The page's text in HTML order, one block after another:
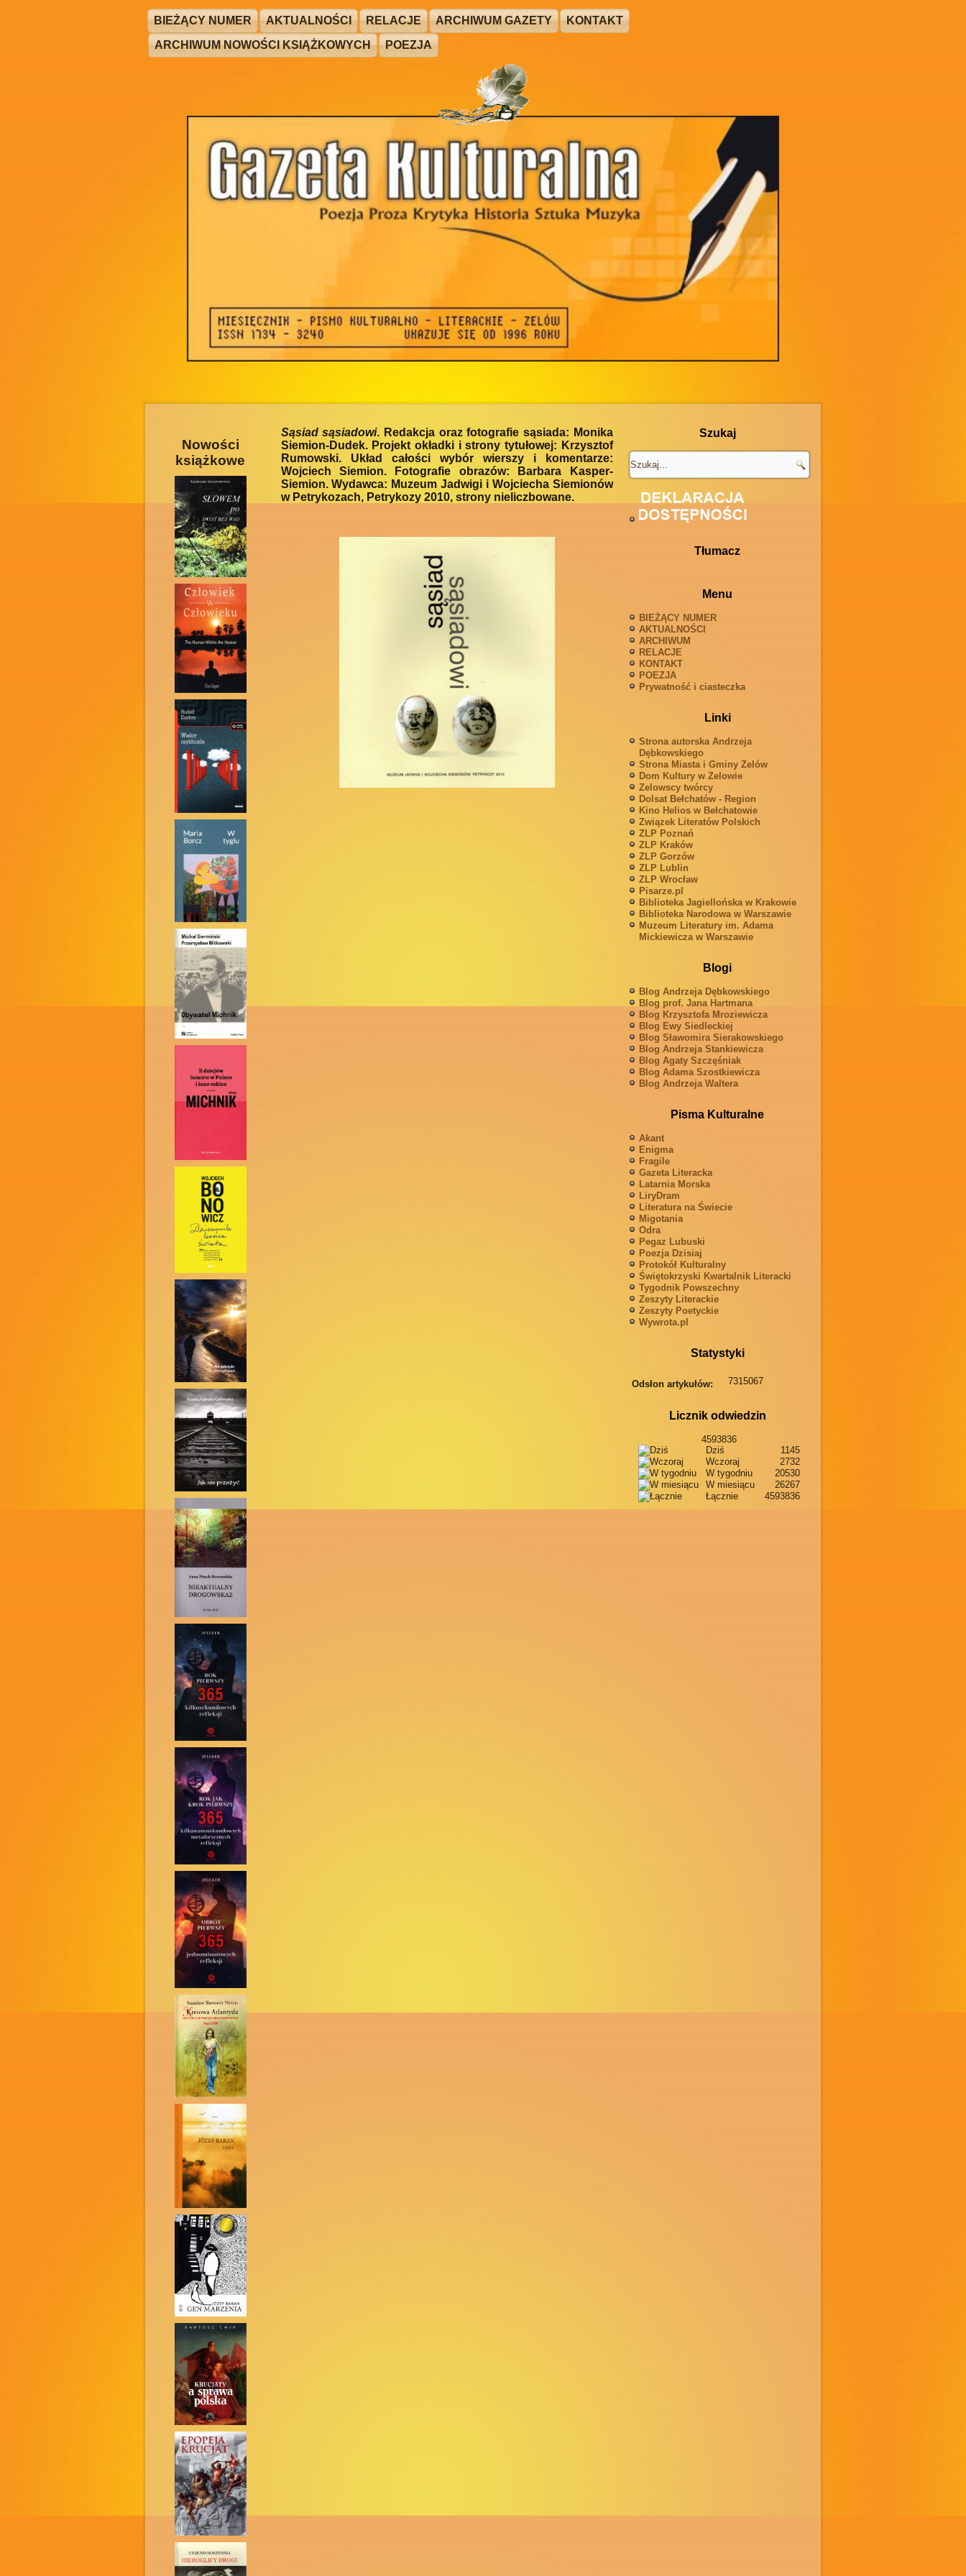
BIEŻĄCY NUMER AKTUALNOŚCI RELACJE ARCHIWUM GAZETY
KONTAKT
ARCHIWUM NOWOŚCI KSIĄŻKOWYCH
POEZJA
Nowości
książkowe
Sąsiad sąsiadowi. Redakcja oraz fotografie sąsiada: Monika
Siemion-Dudek. Projekt okładki i strony tytułowej: Krzysztof
Rumowski. Układ całości wybór wierszy i komentarze:
Wojciech Siemion. Fotografie obrazów: Barbara Kasper-
Siemion. Wydawca: Muzeum Jadwigi i Wojciecha Siemionów
w Petrykozach, Petrykozy 2010, strony nieliczbowane.
Szukaj
Tłumacz
Menu
BIEŻĄCY NUMER
AKTUALNOŚCI
ARCHIWUM
RELACJE
KONTAKT
POEZJA
Prywatność i ciasteczka
Linki
Strona autorska Andrzeja
Dębkowskiego
Strona Miasta i Gminy Zelów
Dom Kultury w Zelowie
Zelowscy twórcy
Dolsat Bełchatów - Region
Kino Helios w Bełchatowie
Związek Literatów Polskich
ZLP Poznań
ZLP Kraków
ZLP Gorzów
ZLP Lublin
ZLP Wrocław
Pisarze.pl
Biblioteka Jagiellońska w Krakowie
Biblioteka Narodowa w Warszawie
Muzeum Literatury im. Adama
Mickiewicza w Warszawie
Blogi
Blog Andrzeja Dębkowskiego
Blog prof. Jana Hartmana
Blog Krzysztofa Mroziewicza
Blog Ewy Siedleckiej
Blog Sławomira Sierakowskiego
Blog Andrzeja Stankiewicza
Blog Agaty Szczęśniak
Blog Adama Szostkiewicza
Blog Andrzeja Waltera
Pisma Kulturalne
Akant
Enigma
Fragile
Gazeta Literacka
Latarnia Morska
LiryDram
Literatura na Świecie
Migotania
Odra
Pegaz Lubuski
Poezja Dzisiaj
Protokół Kulturalny
Świętokrzyski Kwartalnik Literacki
Tygodnik Powszechny
Zeszyty Literackie
Zeszyty Poetyckie
Wywrota.pl
Statystyki
Odsłon artykułów: 7315067
Licznik odwiedzin
4593836
Dziś
1145
Wczoraj
2732
W tygodniu
20530
W miesiącu
26267
Łącznie
4593836